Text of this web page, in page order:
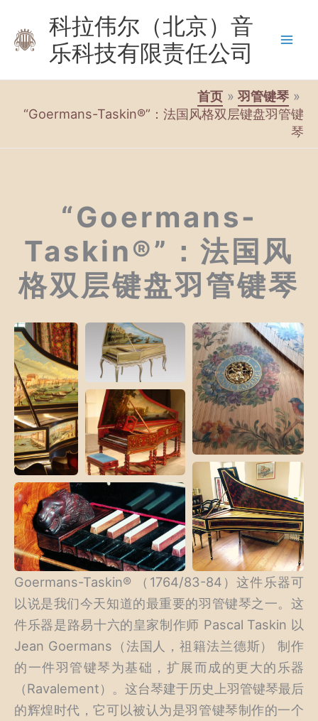
科拉伟尔（北京）音
乐科技有限责任公司
首页
羽管键琴
“Goermans-Taskin®”：法国风格双层键盘羽管键
琴
“Goermans-
Taskin®”：法国风
格双层键盘羽管键琴
Goermans-Taskin® （1764/83-84）这件乐器可
以说是我们今天知道的最重要的羽管键琴之一。这
件乐器是路易十六的皇家制作师 Pascal Taskin 以
Jean Goermans（法国人，祖籍法兰德斯） 制作
的一件羽管键琴为基础，扩展而成的更大的乐器
（Ravalement）。这台琴建于历史上羽管键琴最后
的辉煌时代，它可以被认为是羽管键琴制作的一个